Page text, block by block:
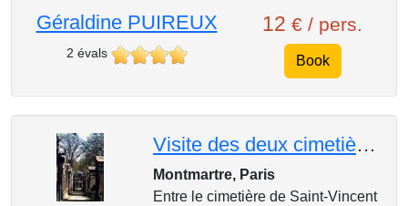
Géraldine PUIREUX
2 évals
12 € / pers.
Book
Visite des deux cimetières de Montmartre
Montmartre, Paris
Entre le cimetière de Saint-Vincent